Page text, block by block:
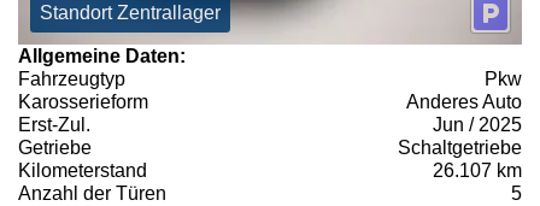
Standort Zentrallager
Allgemeine Daten:
Fahrzeugtyp
Pkw
Karosserieform
Anderes Auto
Erst-Zul.
Jun / 2025
Getriebe
Schaltgetriebe
Kilometerstand
26.107 km
Anzahl der Türen
5